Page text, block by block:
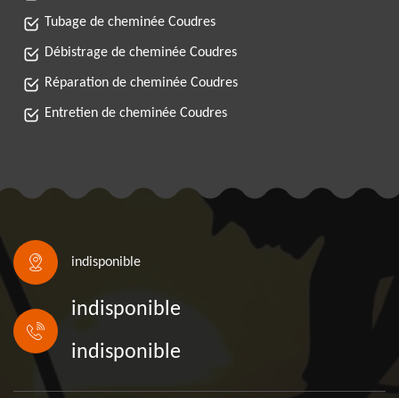
Tubage de cheminée Coudres
Débistrage de cheminée Coudres
Réparation de cheminée Coudres
Entretien de cheminée Coudres
indisponible
indisponible
indisponible